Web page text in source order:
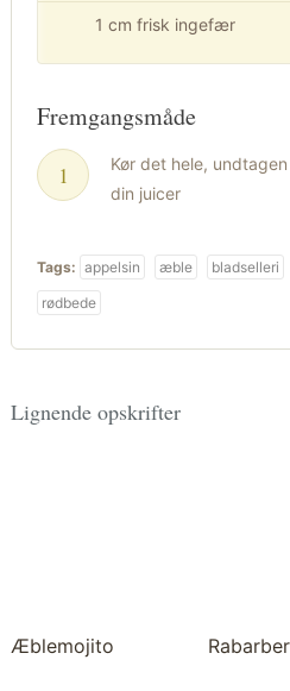
1 cm frisk ingefær
Fremgangsmåde
Kør det hele,
din juicer
Tags: appelsin æble bladselleri
rødbede
Lignende opskrifter
Æblemojito